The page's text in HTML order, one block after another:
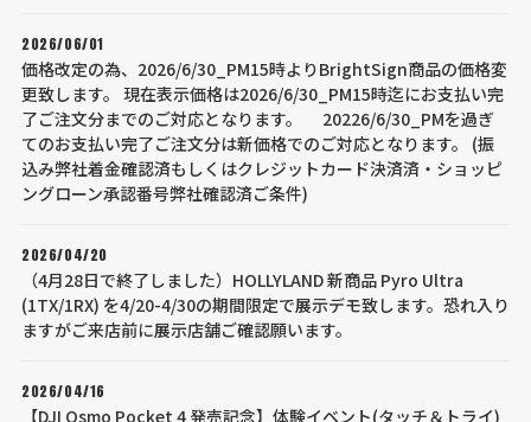
2026/06/01
価格改定の為、2026/6/30_PM15時よりBrightSign商品の価格変
更致します。 現在表示価格は2026/6/30_PM15時迄にお支払い完
了ご注文分までのご対応となります。 20226/6/30_PMを過ぎ
てのお支払い完了ご注文分は新価格でのご対応となります。 (振
込み弊社着金確認済もしくはクレジットカード決済済・ショッピ
ングローン承認番号弊社確認済ご条件)
2026/04/20
（4月28日で終了しました）HOLLYLAND 新商品 Pyro Ultra
(1TX/1RX) を4/20-4/30の期間限定で展示デモ致します。恐れ入り
ますがご来店前に展示店舗ご確認願います。
2026/04/16
【DJI Osmo Pocket 4 発売記念】体験イベント(タッチ＆トライ)